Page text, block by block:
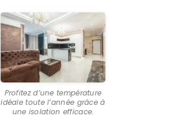
Profitez d’une température
idéale toute l’année grâce à
une isolation efficace.